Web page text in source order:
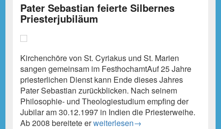
Pater Sebastian feierte Silbernes
Priesterjubiläum
Kirchenchöre von St. Cyriakus und St. Marien
sangen gemeinsam im FesthochamtAuf 25 Jahre
priesterlichen Dienst kann Ende dieses Jahres
Pater Sebastian zurückblicken. Nach seinem
Philosophie- und Theologiestudium empfing der
Jubilar am 30.12.1997 in Indien die Priesterweihe.
Ab 2008 bereitete erPater Sebastian feierte Silbernes
weiterlesen→